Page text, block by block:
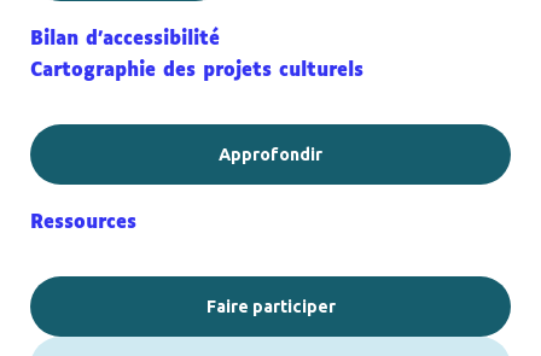
Bilan d'accessibilité
Cartographie des projets culturels
Approfondir
Ressources
Faire participer